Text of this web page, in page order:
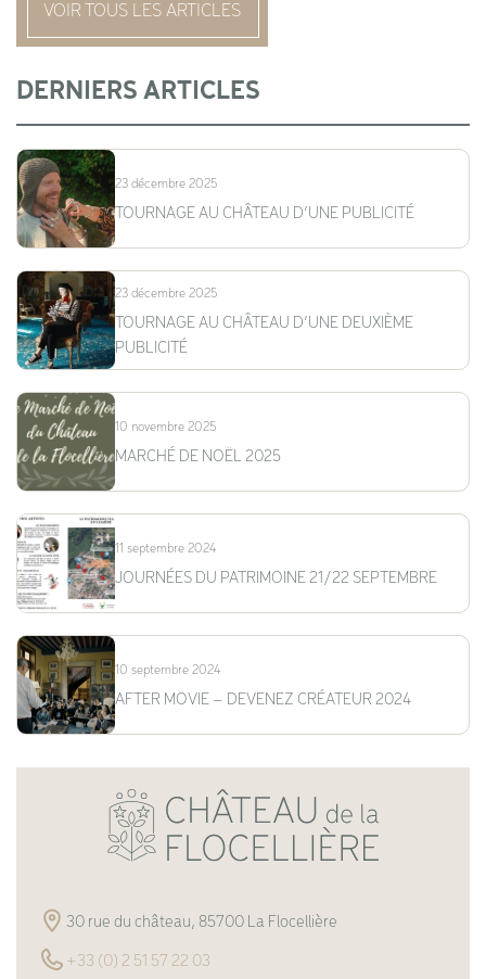
VOIR TOUS LES ARTICLES
DERNIERS ARTICLES
23 décembre 2025
TOURNAGE AU CHÂTEAU D’UNE PUBLICITÉ
23 décembre 2025
TOURNAGE AU CHÂTEAU D’UNE DEUXIÈME
PUBLICITÉ
10 novembre 2025
MARCHÉ DE NOËL 2025
11 septembre 2024
JOURNÉES DU PATRIMOINE 21/22 SEPTEMBRE
10 septembre 2024
AFTER MOVIE – DEVENEZ CRÉATEUR 2024
30 rue du château, 85700 La Flocellière
+33 (0) 2 51 57 22 03